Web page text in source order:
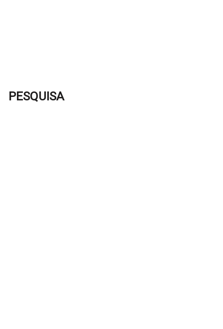
PESQUISA